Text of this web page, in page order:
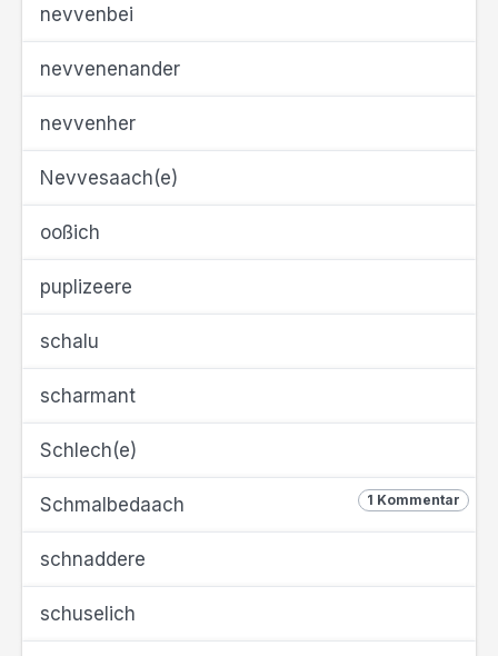
nevvenbei
nevvenenander
nevvenher
Nevvesaach(e)
ooßich
puplizeere
schalu
scharmant
Schlech(e)
1 Kommentar
Schmalbedaach
schnaddere
schuselich